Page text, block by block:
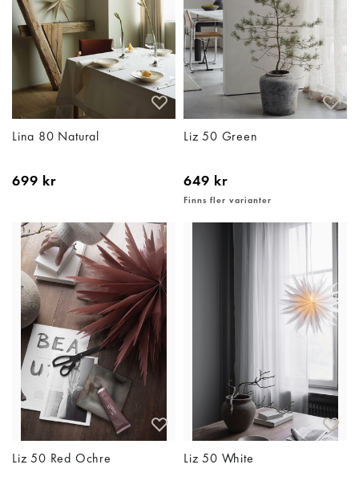
Lina 80 Natural
699 kr
Liz 50 Green
649 kr
Finns fler varianter
Liz 50 Red Ochre Liz 50 White